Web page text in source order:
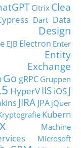
Citrix Clea
Dart Data
Design
EJB Electron Enter
Entity
Exchange
Go gRPC Gruppen
HyperVIIS iOSJ
JIRA JPA jQuer
Kubern
Machine
Microsoft